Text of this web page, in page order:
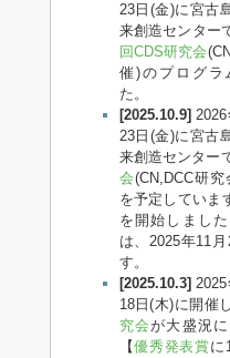
23日(金)に宮古
来創造センター
回CDS研究会
催)のプログラ
た。
[2025.10.9]
23日(金)に宮古
来創造センター
会(CN,DCC研
を予定していま
を開始しまし
は、2025年11
す。
[2025.10.3]
18日(木)に開催
究会が大盛況に
【優秀発表賞に